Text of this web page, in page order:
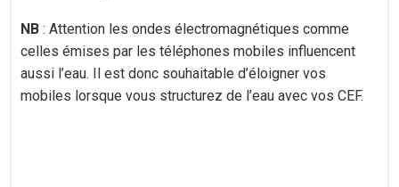
NB : Attention les ondes électromagnétiques comme
celles émises par les téléphones mobiles influencent
aussi l’eau. Il est donc souhaitable d’éloigner vos
mobiles lorsque vous structurez de l’eau avec vos CEF.